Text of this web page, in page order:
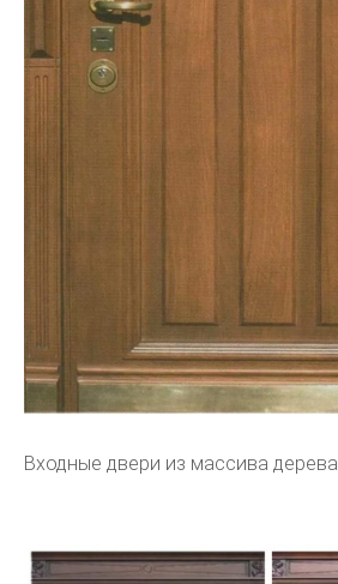
Входные двери из массива дерева